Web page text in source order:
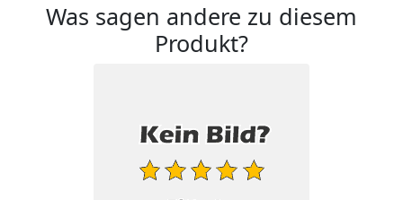
Was sagen andere zu diesem
Produkt?